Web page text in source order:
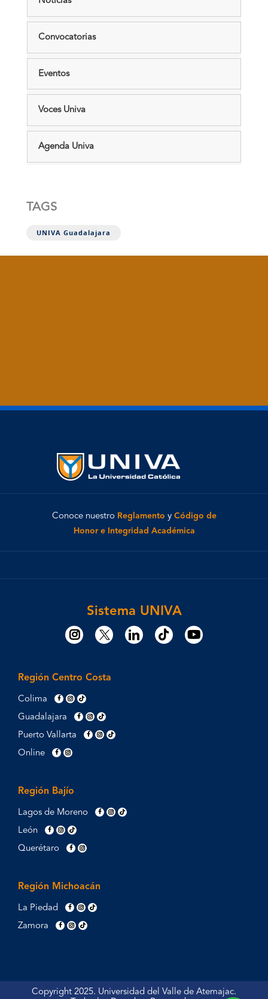
Convocatorias
Eventos
Voces Univa
Agenda Univa
TAGS
UNIVA Guadalajara
Conoce nuestro Reglamento y Código de
Honor e Integridad Académica
Sistema UNIVA
Región Centro Costa
Colima
Guadalajara
Puerto Vallarta
Online
Región Bajío
Lagos de Moreno
León
Querétaro
Región Michoacán
La Piedad
Zamora
Copyright 2025. Universidad del Valle de Atemajac.